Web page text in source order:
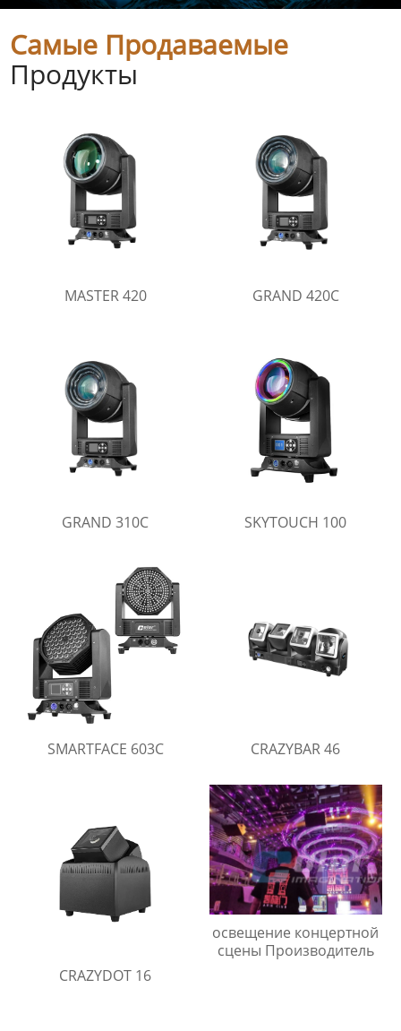
Самые Продаваемые
Продукты
MASTER 420 GRAND 420C
GRAND 310C SKYTOUCH 100
SMARTFACE 603C CRAZYBAR 46
CRAZYDOT 16
освещение концертной
сцены Производитель